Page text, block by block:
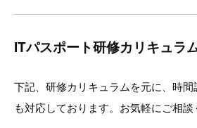
ITパスポート研修カリキュラ
下記、研修カリキュラムを元に、時
も対応しております。お気軽にご相談